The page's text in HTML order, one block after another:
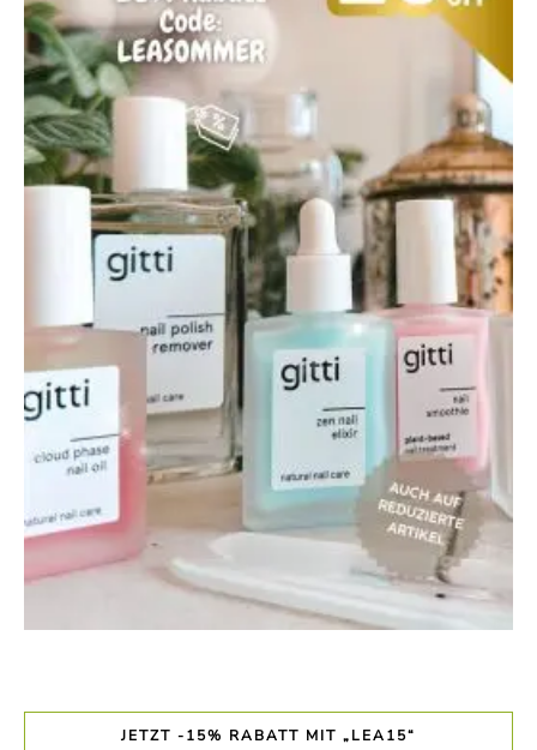
JETZT -15% RABATT MIT „LEA15“